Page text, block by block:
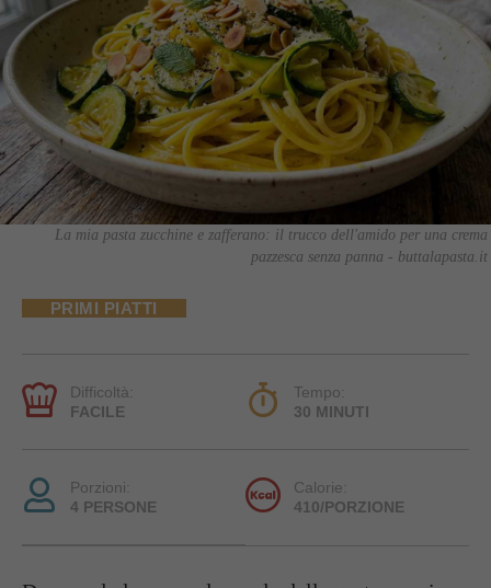
La mia pasta zucchine e zafferano: il trucco dell'amido per una crema
pazzesca senza panna - buttalapasta.it
PRIMI PIATTI
Difficoltà:
FACILE
Tempo:
30 MINUTI
Porzioni:
4 PERSONE
Calorie:
410/PORZIONE